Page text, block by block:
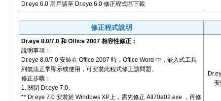
Dr.eye 6.0 用戶請至 Dr.eye 6.0 修正程式區下載
修正程式說明
Dr.eye 8.0/7.0 和 Office 2007 相容性修正：
說明事項：
Dr.eye 8.0/7.0 安裝在 Office 2007 時，Office Word 中，嵌入式工具
列無法正常顯示或使用，可安裝此程式修正該問題。
修正步驟：
1. 關閉 Dr.eye 7.0。
** Dr.eye 7.0 安裝於 Windows XP上，需先修正 All70a02.exe ，再修